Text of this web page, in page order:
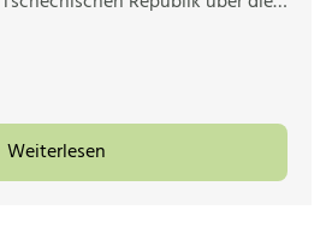
Weiterlesen